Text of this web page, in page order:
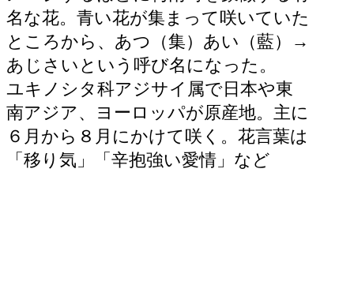
名な花。青い花が集まって咲いていた
ところから、あつ（集）あい（藍）→
あじさいという呼び名になった。
ユキノシタ科アジサイ属で日本や東
南アジア、ヨーロッパが原産地。主に
６月から８月にかけて咲く。花言葉は
「移り気」「辛抱強い愛情」など